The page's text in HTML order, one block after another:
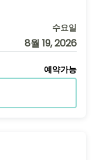
수요일
8월 19, 2026
예약가능